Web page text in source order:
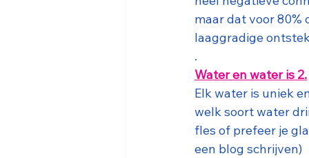
maar dat voor
laaggradige
.
Water en water is 2.
Elk water is uniek
welk soort water
fles of prefeer je
een blog schrijven)